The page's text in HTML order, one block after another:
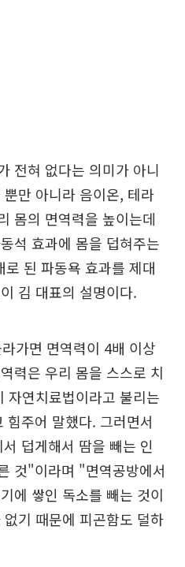
전혀 없다는 의미가 아니
만 아니라 음이온, 테라
몸의 면역력을 높이는데
석 효과에 몸을 덥혀주는
된 파동욕 효과를 제대
김 대표의 설명이다.
가면 면역력이 4배 이상
력은 우리 몸을 스스로 치
자연치료법이라고 불리는
주어 말했다. 그러면서
덥게해서 땀을 빼는 인
것"이라며 "면역공방에서
에 쌓인 독소를 빼는 것이
기 때문에 피곤함도 덜하